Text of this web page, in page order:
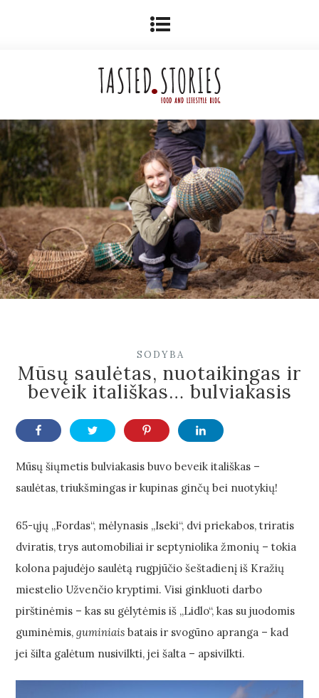
SODYBA
Mūsų saulėtas, nuotaikingas ir
beveik itališkas… bulviakasis
Mūsų šiųmetis bulviakasis buvo beveik itališkas –
saulėtas, triukšmingas ir kupinas ginčų bei nuotykių!
65-ųjų „Fordas“, mėlynasis „Iseki“, dvi priekabos, triratis
dviratis, trys automobiliai ir septyniolika žmonių – tokia
kolona pajudėjo saulėtą rugpjūčio šeštadienį iš Kražių
miestelio Užvenčio kryptimi. Visi ginkluoti darbo
pirštinėmis – kas su gėlytėmis iš „Lidlo“, kas su juodomis
guminėmis,guminiais batais ir svogūno apranga – kad
jei šilta galėtum nusivilkti, jei šalta – apsivilkti.